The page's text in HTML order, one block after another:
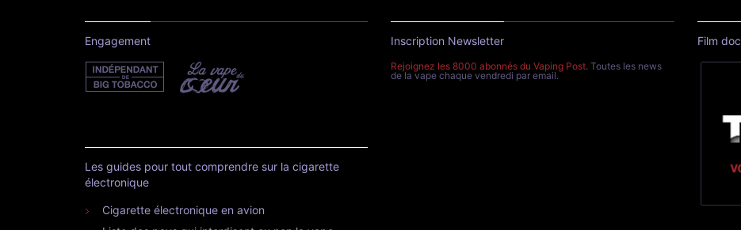
Engagement
Les guides pour tout comprendre sur la cigarette
électronique
Cigarette électronique en avion
Inscription Newsletter
Rejoignez les 8000 abonnés du Vaping Post. Toutes les news
de la vape chaque vendredi par email.
Film